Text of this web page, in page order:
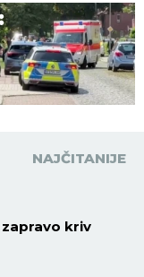
NAJČITANIJE
zapravo kriv